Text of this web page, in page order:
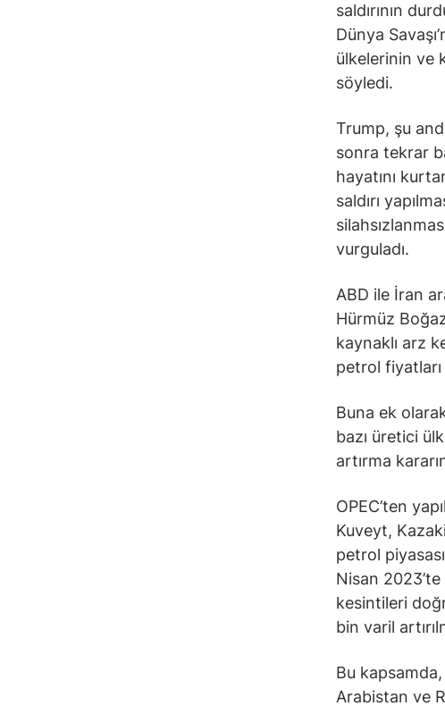
saldırının
Dünya
ülkelerinin ve
söyledi.
Trump, şu
sonra tekrar
hayatını
saldırı
vurguladı.
ABD ile İran
Hürmüz
kaynaklı arz
petrol fiyatları
Buna ek
bazı üretici
artırma
OPEC’ten
Kuveyt,
petrol
Nisan
kesintileri
bin varil
Bu
Arabistan ve